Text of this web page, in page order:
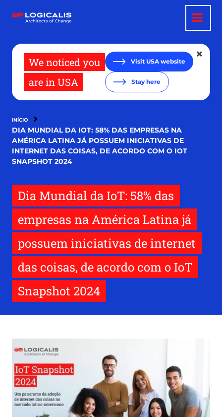
para
We noticed you
are in USA
Visit USA website
Stay here
INÍCIO
DIA MUNDIAL DA IOT: 58% DAS EMPRESAS NA
AMÉRICA LATINA JÁ POSSUEM INICIATIVAS DE
INTERNET DAS COISAS, DE ACORDO COM O IOT
SNAPSHOT 2024
Dia Mundial da IoT: 58% das
empresas na América Latina já
possuem iniciativas de internet
das coisas, de acordo com o IoT
Snapshot 2024